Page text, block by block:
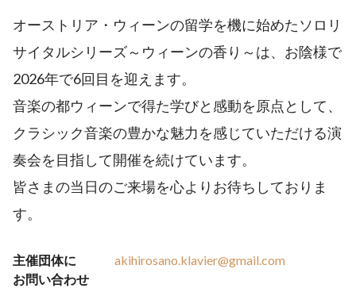
オーストリア・ウィーンの留学を機に始めたソロリ
サイタルシリーズ～ウィーンの香り～は、お陰様で
2026年で6回目を迎えます。
音楽の都ウィーンで得た学びと感動を原点として、
クラシック音楽の豊かな魅力を感じていただける演
奏会を目指して開催を続けています。
皆さまの当日のご来場を心よりお待ちしておりま
す。
主催団体に
お問い合わせ
akihirosano.klavier@gmail.com